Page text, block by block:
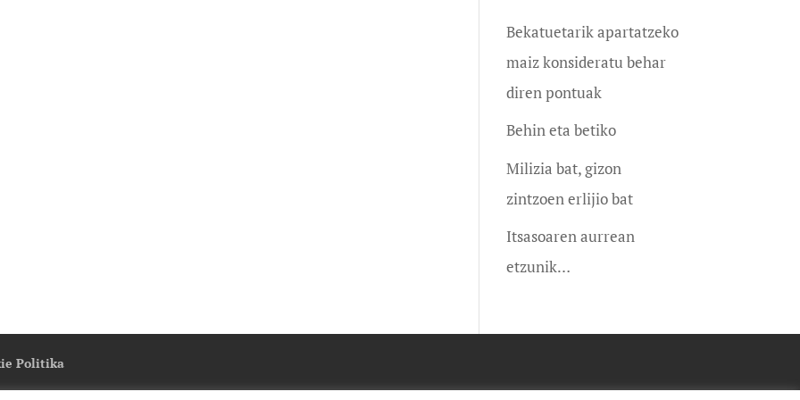
Bekatuetarik apartatzeko
maiz konsideratu behar
diren pontuak
Behin eta betiko
Milizia bat, gizon
zintzoen erlijio bat
Itsasoaren aurrean
etzunik…
Politika